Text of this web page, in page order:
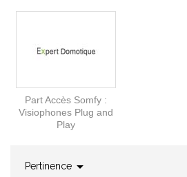
Part Accès Somfy :
Visiophones Plug and
Play
Pertinence 